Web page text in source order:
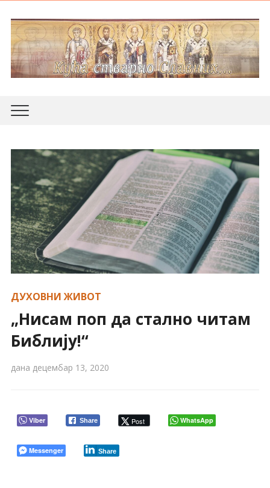
ДУХОВНИ ЖИВОТ
„Нисам поп да стално читам
Библију!“
дана децембар 13, 2020
Viber Share Post WhatsApp
Messenger Share